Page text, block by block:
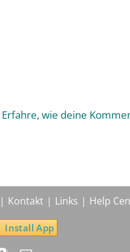
Erfahre, wie deine
Kontakt Links Help
Install App